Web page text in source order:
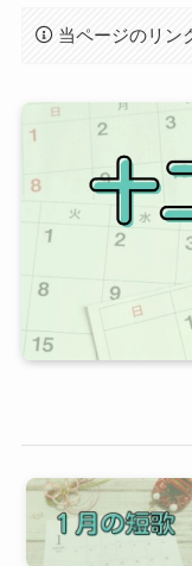
当ページのリン